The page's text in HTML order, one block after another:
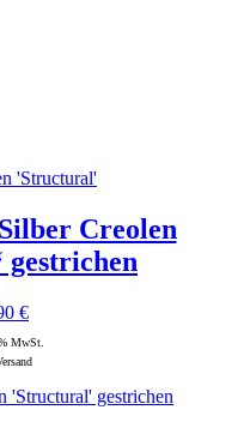
'Structural'
Creolen
gestrichen
€
MwSt.